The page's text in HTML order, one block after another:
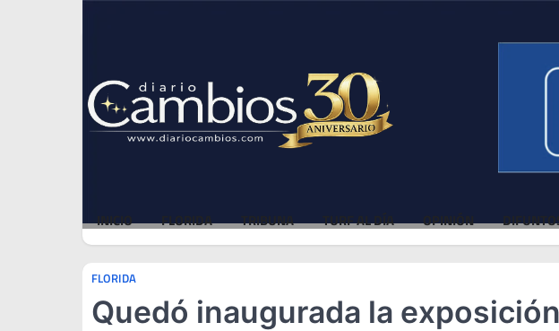
INICIO FLORIDA TRIBUNA TURF AL DÍA OPINIÓN
FLORIDA
Quedó inaugurada la